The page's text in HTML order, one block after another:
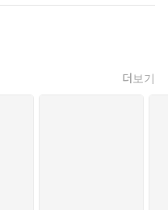
더보기